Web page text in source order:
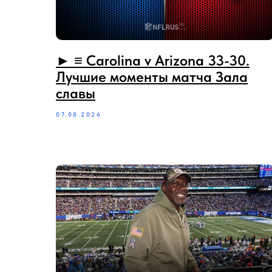
► ≡‪‪‪ Carolina v Arizona 33-30.
Лучшие моменты матча Зала
славы
07.08.2026